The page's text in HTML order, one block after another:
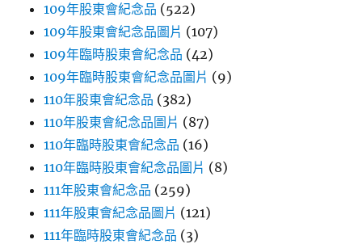
109年股東會紀念品 (522)
109年股東會紀念品圖片 (107)
109年臨時股東會紀念品 (42)
109年臨時股東會紀念品圖片 (9)
110年股東會紀念品 (382)
110年股東會紀念品圖片 (87)
110年臨時股東會紀念品 (16)
110年臨時股東會紀念品圖片 (8)
111年股東會紀念品 (259)
111年股東會紀念品圖片 (121)
111年臨時股東會紀念品 (3)